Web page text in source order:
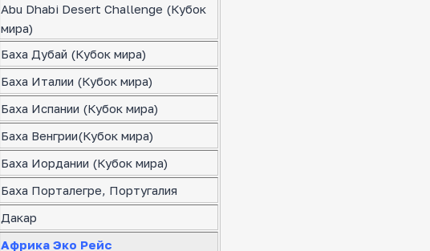
Abu Dhabi Desert Challenge (Кубок
мира)
Баха Дубай (Кубок мира)
Баха Италии (Кубок мира)
Баха Испании (Кубок мира)
Баха Венгрии(Кубок мира)
Баха Иордании (Кубок мира)
Баха Порталегре, Португалия
Дакар
Африка Эко Рейс